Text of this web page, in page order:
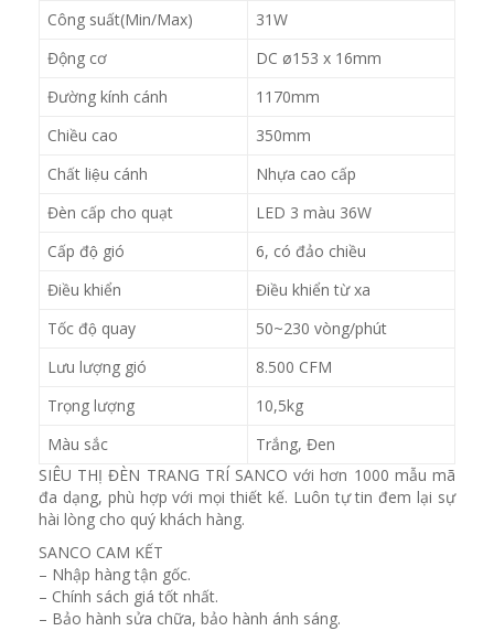
Công suất(Min/Max)
31W
Động cơ
DC ø153 x 16mm
Đường kính cánh
1170mm
Chiều cao
350mm
Chất liệu cánh
Nhựa cao cấp
Đèn cấp cho quạt
LED 3 màu 36W
Cấp độ gió
6, có đảo chiều
Điều khiển
Điều khiển từ xa
Tốc độ quay
50~230 vòng/phút
Lưu lượng gió
8.500 CFM
Trọng lượng
10,5kg
Màu sắc
Trắng, Đen
SIÊU THỊ ĐÈN TRANG TRÍ SANCO với hơn 1000 mẫu mã
đa dạng, phù hợp với mọi thiết kế. Luôn tự tin đem lại sự
hài lòng cho quý khách hàng.
SANCO CAM KẾT
– Nhập hàng tận gốc.
– Chính sách giá tốt nhất.
– Bảo hành sửa chữa, bảo hành ánh sáng.